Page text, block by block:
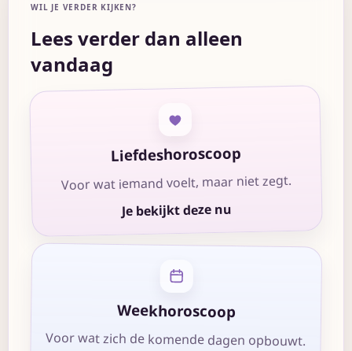
WIL JE VERDER KIJKEN?
Lees verder dan alleen
vandaag
Liefdeshoroscoop
Voor wat iemand voelt, maar niet zegt.
Je bekijkt deze nu
Weekhoroscoop
Voor wat zich de komende dagen opbouwt.